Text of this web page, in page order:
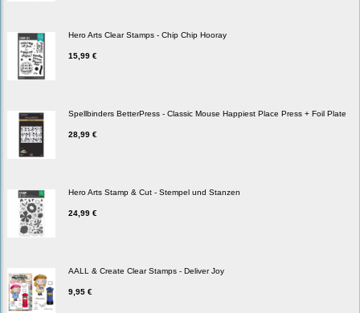
Hero Arts Clear Stamps - Chip Chip Hooray
15,99 €
Spellbinders BetterPress - Classic Mouse Happiest Place Press + Foil Plate
28,99 €
Hero Arts Stamp & Cut - Stempel und Stanzen
24,99 €
AALL & Create Clear Stamps - Deliver Joy
9,95 €